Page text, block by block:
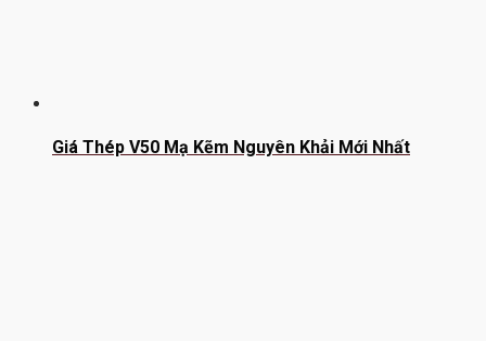
Giá Thép V50 Mạ Kẽm Nguyên Khải Mới Nhất